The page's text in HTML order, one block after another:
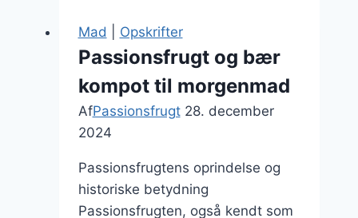
kombinationer
Mad Opskrifter
Passionsfrugt og bær
kompot til morgenmad
AfPassionsfrugt 28. december
2024
Passionsfrugtens oprindelse og
historiske betydning
Passionsfrugten, også kendt som